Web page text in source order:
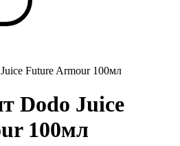
Future Armour 100мл
Dodo Juice
100мл